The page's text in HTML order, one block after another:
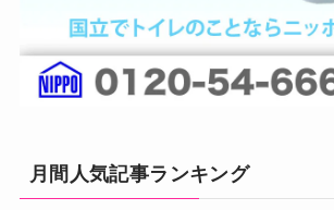
月間人気記事ランキング